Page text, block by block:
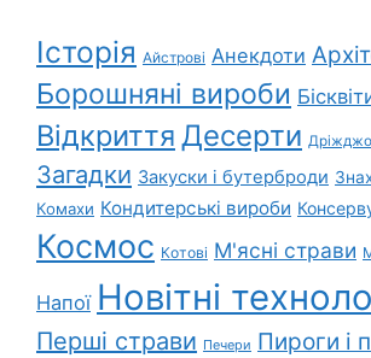
Історія Айстрові Анекдоти
Борошняні вироби
Відкриття Десерти
Загадки Закуски і бутерброди
Комахи Кондитерські вироби
Космос Котові М'ясні страви
Напої Новітні
Перші страви Печери Пироги і